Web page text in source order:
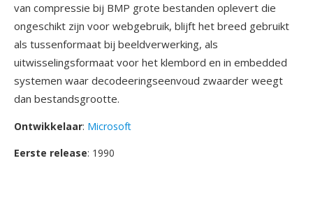
van compressie bij BMP grote bestanden oplevert die
ongeschikt zijn voor webgebruik, blijft het breed gebruikt
als tussenformaat bij beeldverwerking, als
uitwisselingsformaat voor het klembord en in embedded
systemen waar decodeeringseenvoud zwaarder weegt
dan bestandsgrootte.
Ontwikkelaar: Microsoft
Eerste release: 1990